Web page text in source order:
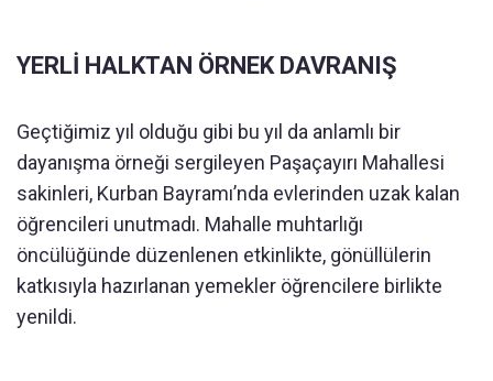
YERLİ HALKTAN ÖRNEK DAVRANIŞ
Geçtiğimiz yıl olduğu gibi bu yıl da anlamlı bir
dayanışma örneği sergileyen Paşaçayırı Mahallesi
sakinleri, Kurban Bayramı’nda evlerinden uzak kalan
öğrencileri unutmadı. Mahalle muhtarlığı
öncülüğünde düzenlenen etkinlikte, gönüllülerin
katkısıyla hazırlanan yemekler öğrencilere birlikte
yenildi.